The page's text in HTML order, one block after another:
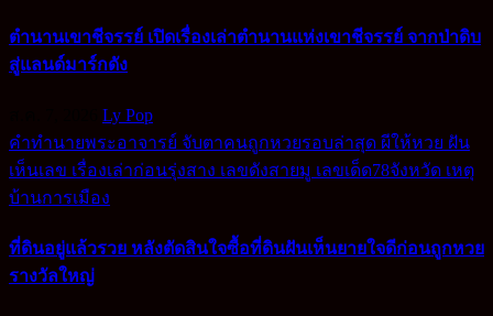
ตำนานเขาชีจรรย์ เปิดเรื่องเล่าตำนานแห่งเขาชีจรรย์ จากป่าดิบ
สู่แลนด์มาร์กดัง
Ly Pop
คำทำนายพระอาจารย์ จับตาคนถูกหวยรอบล่าสุด ผีให้หวย ฝัน
เห็นเลข เรื่องเล่าก่อนรุ่งสาง เลขดังสายมู เลขเด็ด78จังหวัด เหตุ
บ้านการเมือง
ที่ดินอยู่แล้วรวย หลังตัดสินใจซื้อที่ดินฝันเห็นยายใจดีก่อนถูกหวย
รางวัลใหญ่